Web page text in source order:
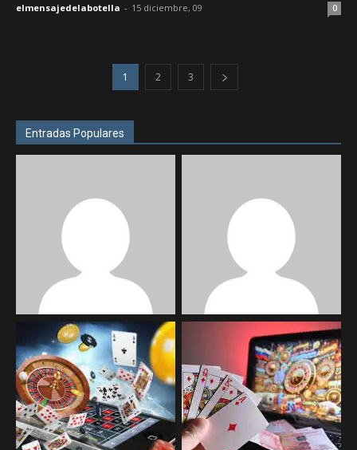
elmensajedelabotella - 15 diciembre, 09 0
1 2 3
Entradas Populares